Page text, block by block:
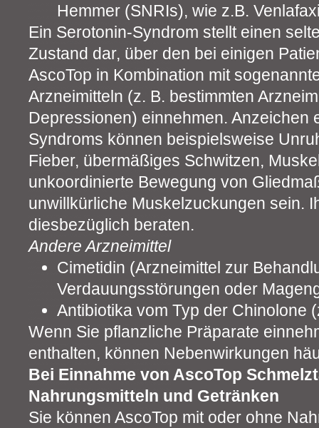
Hemmer (SNRIs), wie z.B.
Ein Serotonin-Syndrom stellt einen
Zustand dar, über den bei einigen
AscoTop in Kombination mit
Arzneimitteln (z. B. bestimmten
Depressionen) einnehmen. Anzeichen
Syndroms können beispielsweise
Fieber, übermäßiges Schwitzen,
unkoordinierte Bewegung von
unwillkürliche Muskelzuckungen sein.
diesbezüglich beraten.
Andere Arzneimittel
Cimetidin (Arzneimittel zur
Verdauungsstörungen oder
Antibiotika vom Typ der Chinolone
Wenn Sie pflanzliche Präparate
enthalten, können Nebenwirkungen
Bei Einnahme von AscoTop
Nahrungsmitteln und Getränken
Sie können AscoTop mit oder ohne